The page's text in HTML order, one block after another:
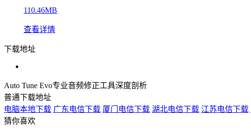
110.46MB
查看详情
下载地址
Auto Tune Evo专业音频修正工具深度剖析
普通下载地址
电脑本地下载 广东电信下载 厦门电信下载 湖北电信下载 江苏电信下载
猜你喜欢